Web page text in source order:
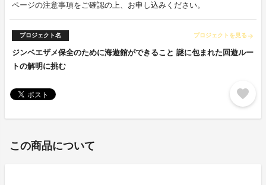
ページの注意事項をご確認の上、お申し込みください。
プロジェクト名 プロジェクトを見る arrow_forward
ジンベエザメ保全のために海遊館ができること 謎に包まれた回遊ルー
トの解明に挑む
favorite
この商品について